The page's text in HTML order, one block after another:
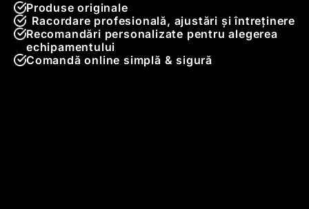
Produse originale
Racordare profesională, ajustări și întreținere
Recomandări personalizate pentru alegerea
echipamentului
Comandă online simplă & sigură